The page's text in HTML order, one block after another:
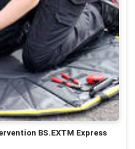
BS.EXTM Express